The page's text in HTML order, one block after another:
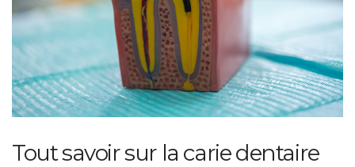
Tout savoir sur la carie dentaire